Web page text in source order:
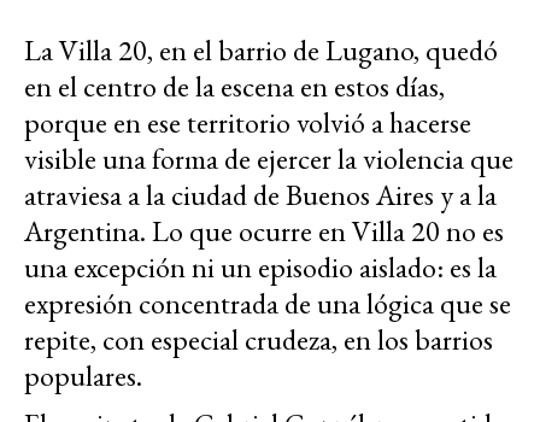
La Villa 20, en el barrio de Lugano, quedó
en el centro de la escena en estos días,
porque en ese territorio volvió a hacerse
visible una forma de ejercer la violencia que
atraviesa a la ciudad de Buenos Aires y a la
Argentina. Lo que ocurre en Villa 20 no es
una excepción ni un episodio aislado: es la
expresión concentrada de una lógica que se
repite, con especial crudeza, en los barrios
populares.